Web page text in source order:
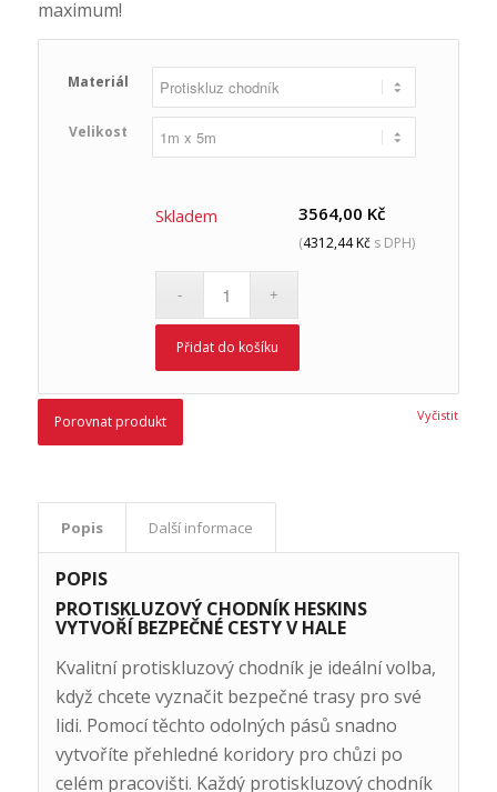
maximum!
Materiál
Velikost
Vyčistit
3564,00 Kč
(4312,44Kč s DPH)
Skladem
Přidat do košíku
Porovnat produkt
Popis Další informace
POPIS
PROTISKLUZOVÝ CHODNÍK HESKINS
VYTVOŘÍ BEZPEČNÉ CESTY V HALE
Kvalitní protiskluzový chodník je ideální volba,
když chcete vyznačit bezpečné trasy pro své
lidi. Pomocí těchto odolných pásů snadno
vytvoříte přehledné koridory pro chůzi po
celém pracovišti. Každý protiskluzový chodník